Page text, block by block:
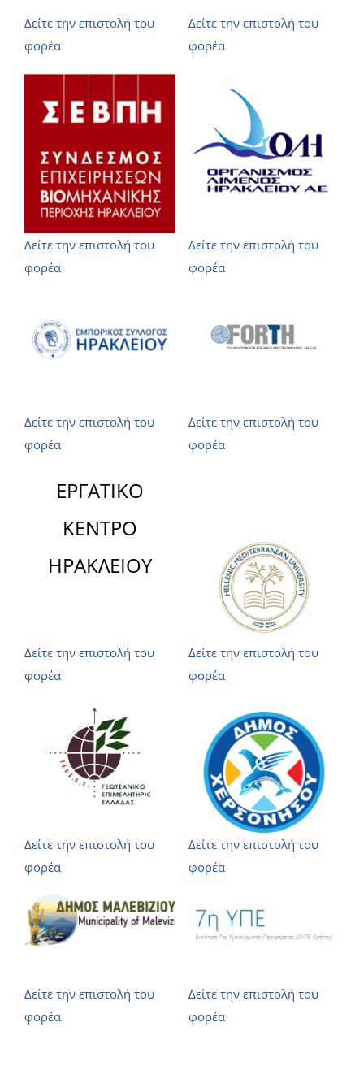
Νέα/Άρθρα
Δείτε την επιστολή του
φορέα
Δείτε την επιστολή του
φορέα
Δείτε την επιστολή του
φορέα
Δείτε την επιστολή του
φορέα
Δείτε την επιστολή του
φορέα
Δείτε την επιστολή του
φορέα
ΕΡΓΑΤΙΚΟ
ΚΕΝΤΡΟ
ΗΡΑΚΛΕΙΟΥ
Δείτε την επιστολή του
φορέα
Δείτε την επιστολή του
φορέα
Δείτε την επιστολή του
φορέα
Δείτε την επιστολή του
φορέα
Δείτε την επιστολή του
φορέα
Δείτε την επιστολή του
φορέα